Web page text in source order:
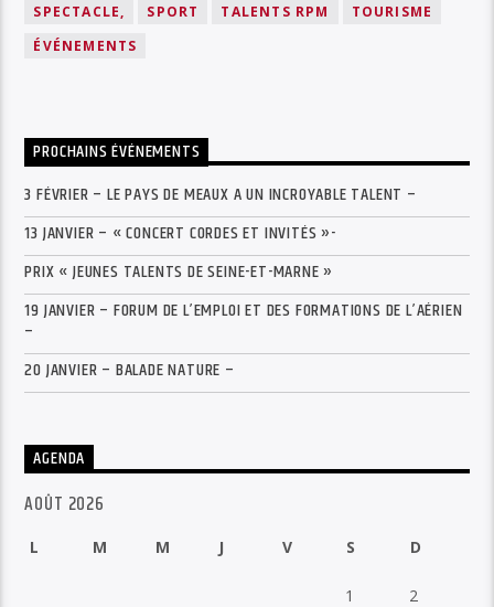
SPECTACLE,
SPORT TALENTS RPM
TOURISME
ÉVÉNEMENTS
PROCHAINS ÉVÉNEMENTS
3 FÉVRIER – LE PAYS DE MEAUX A UN INCROYABLE TALENT –
13 JANVIER – « CONCERT CORDES ET INVITÉS »-
PRIX « JEUNES TALENTS DE SEINE-ET-MARNE »
19 JANVIER – FORUM DE L’EMPLOI ET DES FORMATIONS DE L’AÉRIEN
–
20 JANVIER – BALADE NATURE –
AGENDA
AOÛT 2026
L M M J V S D
1
2